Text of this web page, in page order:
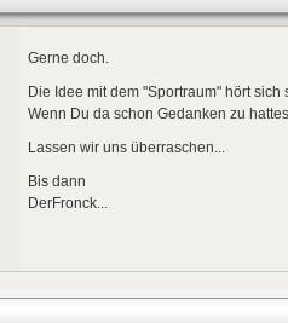
Gerne doch.
Die Idee mit dem "Sportraum" hört sich
Wenn Du da schon Gedanken zu
Lassen wir uns überraschen...
Bis dann
DerFronck...